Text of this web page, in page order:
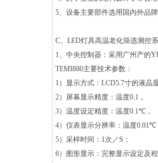
5、设备主要部件选用国内外品
C、 LED灯具高温老化筛选测控
1、中央控制器：采用广州产的
TEMI880主要技术参数：
1 ）显示方式： LCD5.7寸的液晶
2）屏幕显示精度：温度0.1 ，
3）温度设定精度：温度0.1℃ ，
4）仪表显示分辨率：温度0.01℃
5）采样时间： 1次／S ；
6）图形显示：完整显示设定及